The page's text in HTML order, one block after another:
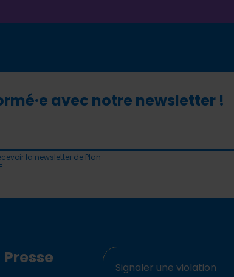
avec notre newsletter !
la newsletter de Plan
Presse
Signaler une violation